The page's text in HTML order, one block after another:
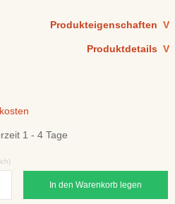
Produkteigenschaften V
Produktdetails V
1 - 4 Tage
In den Warenkorb legen